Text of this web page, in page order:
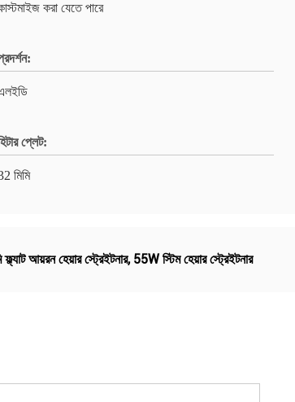
করা যেতে পারে
প্লেট:
মিমি
ফ্ল্যাট আয়রন হেয়ার স্ট্রেইটনার, 55W স্টিম হেয়ার স্ট্রেইটনার